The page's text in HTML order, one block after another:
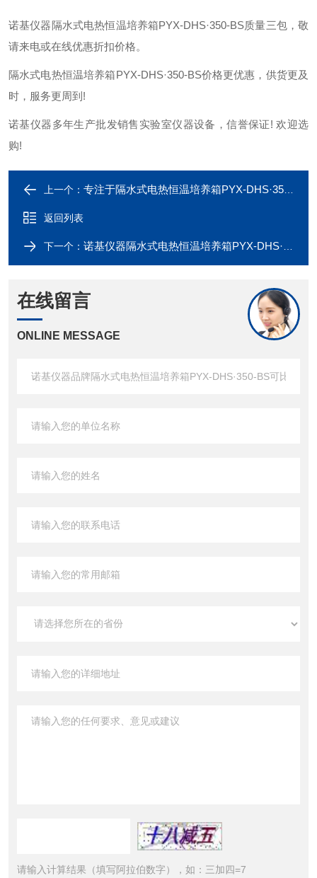
诺基仪器隔水式电热恒温培养箱PYX-DHS·350-BS质量三包，敬
请来电或在线优惠折扣价格。
隔水式电热恒温培养箱PYX-DHS·350-BS价格更优惠，供货更及
时，服务更周到!
诺基仪器多年生产批发销售实验室仪器设备，信誉保证! 欢迎选
购!
上一个： 专注于隔水式电热恒温培养箱PYX-DHS·350-BS研发生产
返回列表
下一个： 诺基仪器隔水式电热恒温培养箱PYX-DHS·350-BS*
在线留言
ONLINE MESSAGE
请输入计算结果（填写阿拉伯数字），如：三加四=7